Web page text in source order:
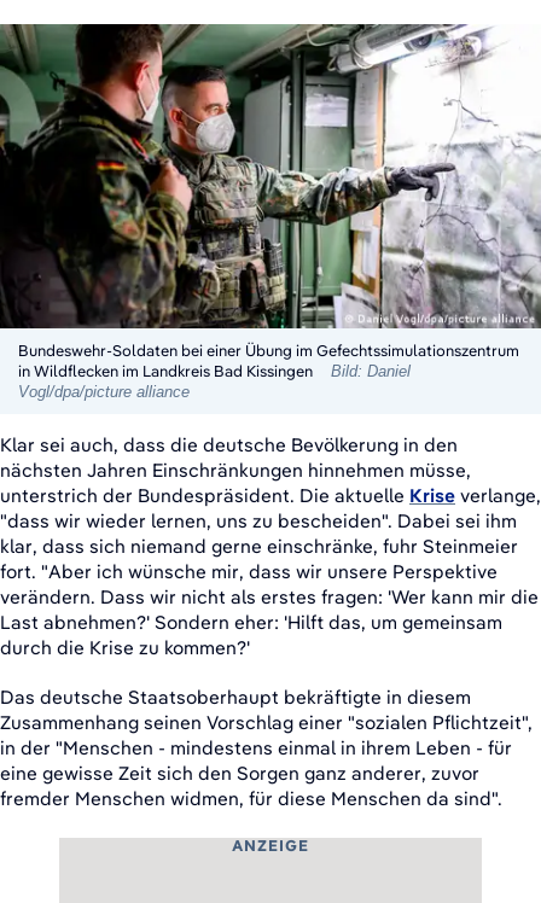
Bundeswehr-Soldaten bei einer Übung im Gefechtssimulationszentrum
in Wildflecken im Landkreis Bad Kissingen
Bild: Daniel
Vogl/dpa/picture alliance
Klar sei auch, dass die deutsche Bevölkerung in den
nächsten Jahren Einschränkungen hinnehmen müsse,
unterstrich der Bundespräsident. Die aktuelle Krise verlange,
"dass wir wieder lernen, uns zu bescheiden". Dabei sei ihm
klar, dass sich niemand gerne einschränke, fuhr Steinmeier
fort. "Aber ich wünsche mir, dass wir unsere Perspektive
verändern. Dass wir nicht als erstes fragen: 'Wer kann mir die
Last abnehmen?' Sondern eher: 'Hilft das, um gemeinsam
durch die Krise zu kommen?'
Das deutsche Staatsoberhaupt bekräftigte in diesem
Zusammenhang seinen Vorschlag einer "sozialen Pflichtzeit",
in der "Menschen - mindestens einmal in ihrem Leben - für
eine gewisse Zeit sich den Sorgen ganz anderer, zuvor
fremder Menschen widmen, für diese Menschen da sind".
ANZEIGE